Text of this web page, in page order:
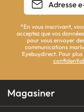
*En vous inscrivant,
acceptez que vos
pour vous envoyer
communications
Eyebuydirect. Pour
Magasiner